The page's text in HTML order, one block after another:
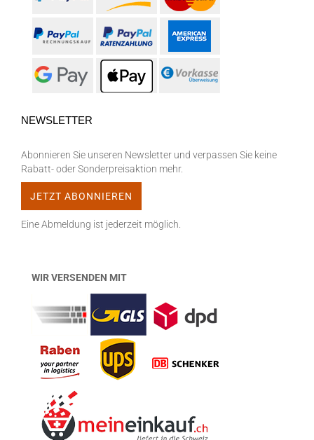
NEWSLETTER
Abonnieren Sie unseren Newsletter und verpassen Sie keine
Rabatt- oder Sonderpreisaktion mehr.
Eine Abmeldung ist jederzeit möglich.
WIR VERSENDEN MIT